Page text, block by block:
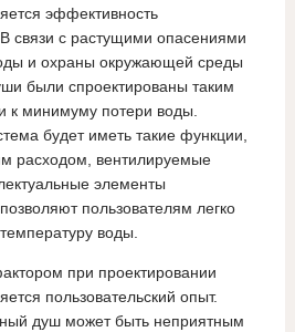
эффективность
связи с растущими опасениями
и охраны окружающей среды
были спроектированы таким
к минимуму потери воды.
будет иметь такие функции,
расходом, вентилируемые
элементы
пользователям легко
воды.
при проектировании
пользовательский опыт.
душ может быть неприятным